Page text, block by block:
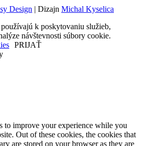
Design | Dizajn Michal Kyselica
k poskytovaniu služieb,
návštevnosti súbory cookie.
PRIJAŤ
to improve your experience while you
Out of these cookies, the cookies that
are stored on your browser as they are